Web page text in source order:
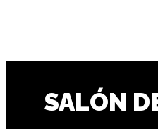
SALÓN